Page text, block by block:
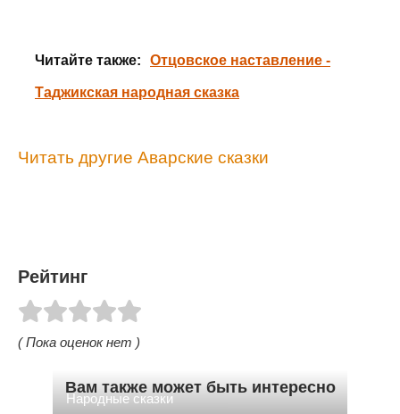
Читайте также: Отцовское наставление -
Таджикская народная сказка
Читать другие Аварские сказки
Рейтинг
( Пока оценок нет )
Вам также может быть интересно
Народные сказки